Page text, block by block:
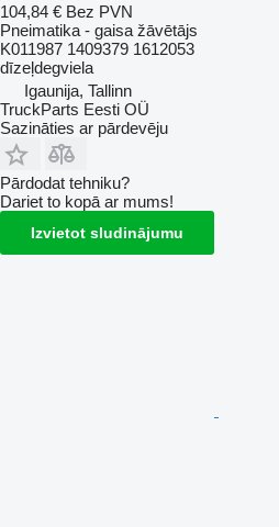
104,84 € Bez PVN
Pneimatika - gaisa žāvētājs
K011987 1409379 1612053
dīzeļdegviela
Igaunija, Tallinn
TruckParts Eesti OÜ
Sazināties ar pārdevēju
Pārdodat tehniku?
Dariet to kopā ar mums!
Izvietot sludinājumu